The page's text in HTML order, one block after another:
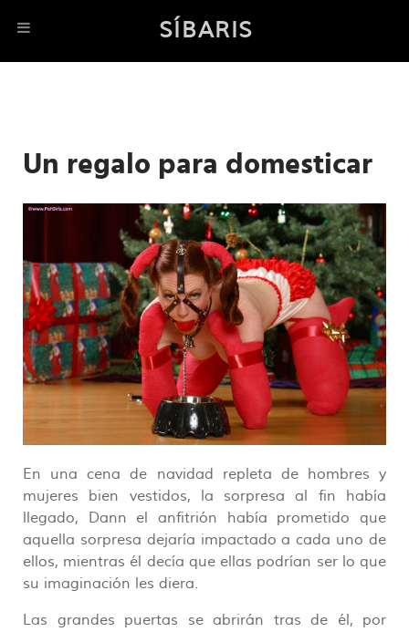
SÍBARIS
Un regalo para domesticar
En una cena de navidad repleta de hombres y
mujeres bien vestidos, la sorpresa al fin había
llegado, Dann el anfitrión había prometido que
aquella sorpresa dejaría impactado a cada uno de
ellos, mientras él decía que ellas podrían ser lo que
su imaginación les diera.
Las grandes puertas se abrirán tras de él, por